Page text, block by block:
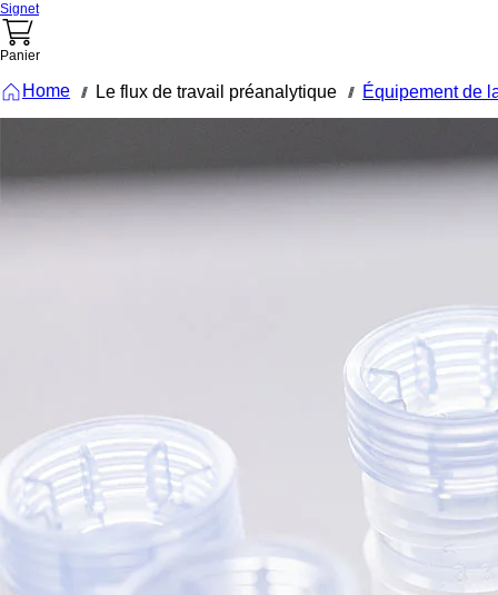
Signet
Panier
Home /// Le flux de travail préanalytique /// Équipement de